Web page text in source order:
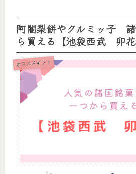
阿闍梨餅やクルミッ子
ら買える【池袋西武 卯花
オススメギフト